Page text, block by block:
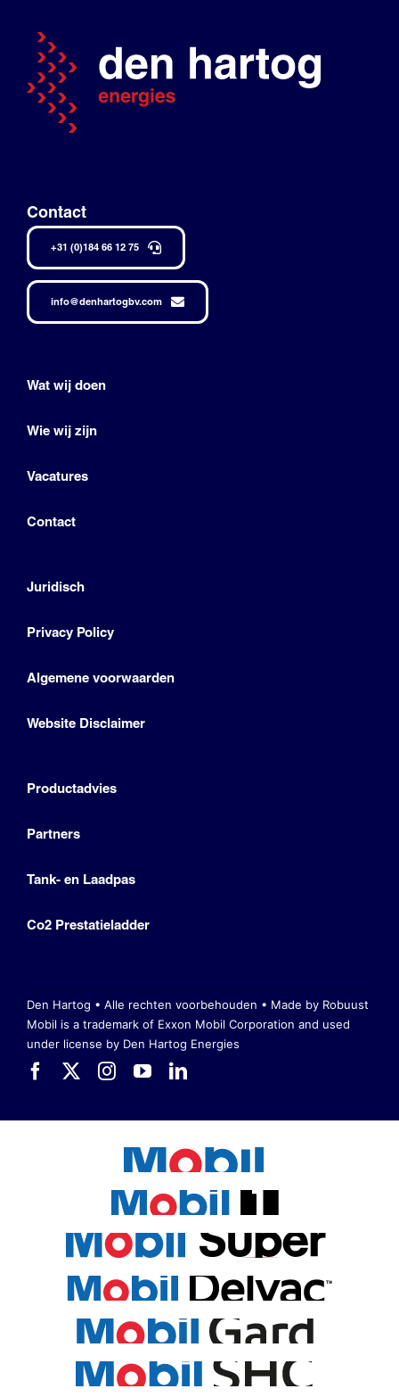
Contact
+31 (0)184 66 12 75
info@denhartogbv.com
Wat wij doen
Wie wij zijn
Vacatures
Contact
Juridisch
Privacy Policy
Algemene voorwaarden
Website Disclaimer
Productadvies
Partners
Tank- en Laadpas
Co2 Prestatieladder
Den Hartog • Alle rechten voorbehouden • Made by Robuust
Mobil is a trademark of Exxon Mobil Corporation and used
under license by Den Hartog Energies